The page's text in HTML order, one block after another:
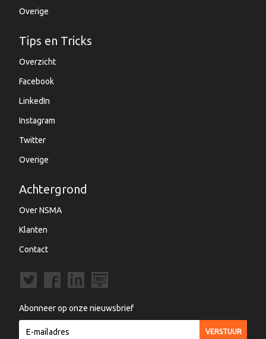
Overige
Tips en Tricks
Overzicht
Facebook
LinkedIn
Instagram
Twitter
Overige
Achtergrond
Over NSMA
Klanten
Contact
Abonneer op onze nieuwsbrief